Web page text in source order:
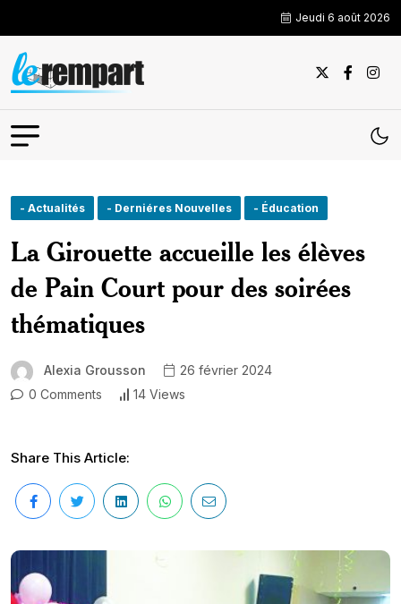
Jeudi 6 août 2026
- Actualités - Derniéres Nouvelles - Éducation
La Girouette accueille les élèves
de Pain Court pour des soirées
thématiques
Alexia Grousson
26 février 2024
0 Comments
14 Views
Share This Article: